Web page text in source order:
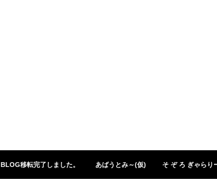
BLOG移転完了しました。
あばうとみ～(仮) そ ぞ ろ ぎゃらり